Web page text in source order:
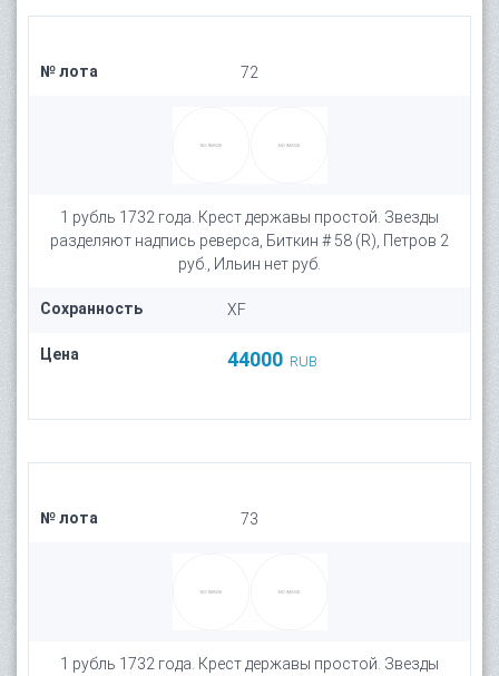
№ лота 72
1 рубль 1732 года. Крест державы простой. Звезды
разделяют надпись реверса, Биткин # 58 (R), Петров 2
руб., Ильин нет руб.
Сохранность XF
Цена 44000 RUB
№ лота 73
1 рубль 1732 года. Крест державы простой. Звезды